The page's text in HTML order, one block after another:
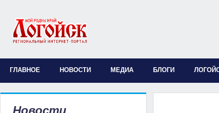
ГЛАВНОЕ НОВОСТИ МЕДИА БЛОГИ
Новости